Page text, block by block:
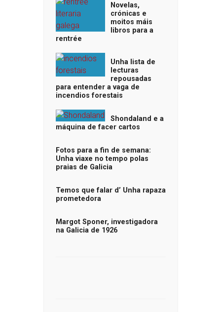
Novelas,
crónicas e
moitos máis
libros para a
rentrée
Unha lista de
lecturas
repousadas
para entender a vaga de
incendios forestais
Shondaland e a
máquina de facer cartos
Fotos para a fin de semana:
Unha viaxe no tempo polas
praias de Galicia
Temos que falar d’ Unha rapaza
prometedora
Margot Sponer, investigadora
na Galicia de 1926